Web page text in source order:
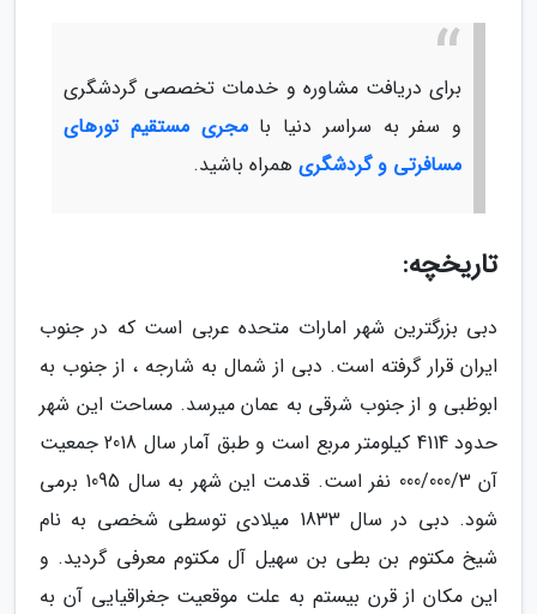
برای دریافت مشاوره و خدمات تخصصی گردشگری
و سفر به سراسر دنیا بامجری مستقیم تورهای
مسافرتی و گردشگری همراه باشید.
تاریخچه:
دبی بزرگترین شهر امارات متحده عربی است که در جنوب
ایران قرار گرفته است. دبی از شمال به شارجه ، از جنوب به
ابوظبی و از جنوب شرقی به عمان میرسد. مساحت این شهر
حدود 4114 کیلومتر مربع است و طبق آمار سال 2018 جمعیت
آن 000/000/3 نفر است. قدمت این شهر به سال 1095 برمی
شود. دبی در سال 1833 میلادی توسطی شخصی به نام
شیخ مکتوم بن بطی بن سهیل آل مکتوم معرفی گردید. و
این مکان از قرن بیستم به علت موقعیت جغراقیایی آن به